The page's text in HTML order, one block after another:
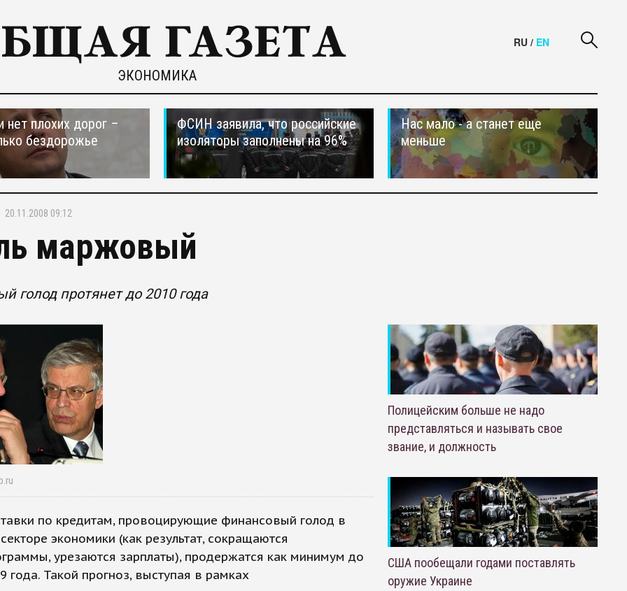
ЭКОНОМИКА
RU / EN
нет плохих дорог –
бездорожье
ФСИН заявила, что российские
изоляторы заполнены на 96%
Нас мало - а станет еще
меньше
20.11.2008 09:12
маржовый
голод протянет до 2010 года
по кредитам, провоцирующие финансовый голод в
экономики (как результат, сокращаются
урезаются зарплаты), продержатся как минимум до
года. Такой прогноз, выступая в рамках
Полицейским больше не надо
представляться и называть свое
звание, и должность
США пообещали годами поставлять
оружие Украине